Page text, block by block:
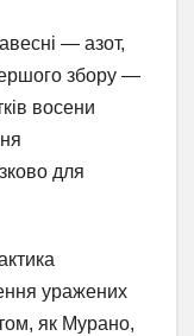
— азот,
збору —
восени
для
уражених
як Мурано,